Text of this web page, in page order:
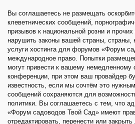
Вы соглашаетесь не размещать
клеветнических сообщений,
призывов к национальной розни и
нарушить законы вашей страны, страны,
услуги хостинга для форумов «Форум
международное право. Попытки
могут привести к вашему немедленному
конференции, при этом ваш провайдер
известность, если мы сочтём это
сообщений сохраняются для
политики. Вы соглашаетесь с тем, что
«Форум садоводов Твой Сад» имеют
отредактировать, перенести или